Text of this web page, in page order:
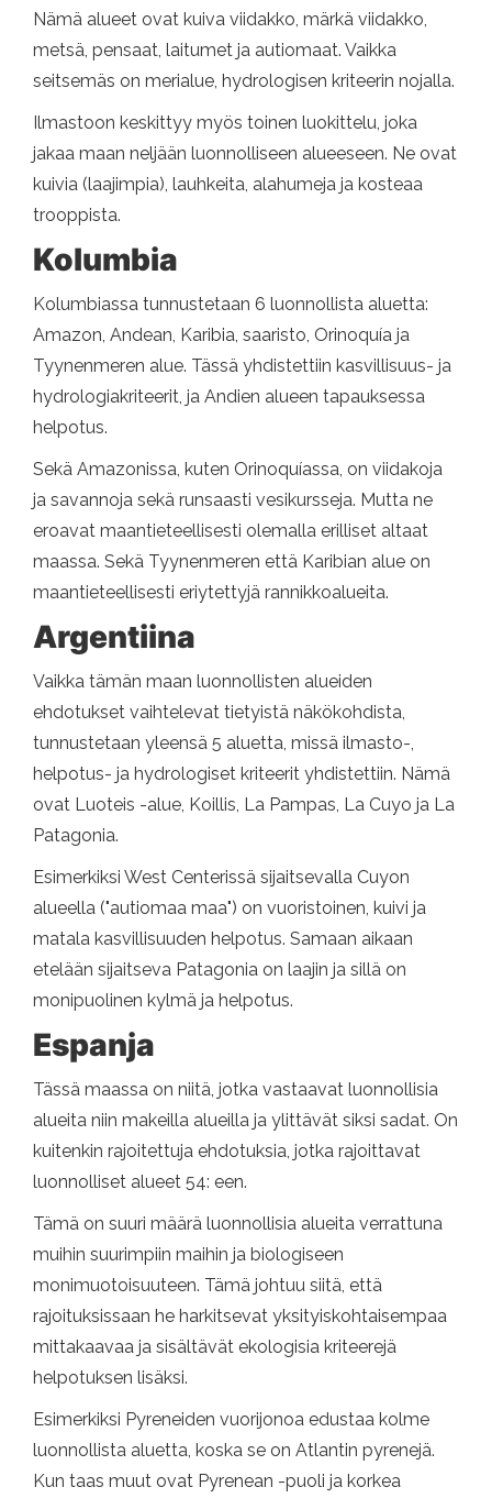
Nämä alueet ovat kuiva viidakko, märkä viidakko,
metsä, pensaat, laitumet ja autiomaat. Vaikka
seitsemäs on merialue, hydrologisen kriteerin nojalla.
Ilmastoon keskittyy myös toinen luokittelu, joka
jakaa maan neljään luonnolliseen alueeseen. Ne ovat
kuivia (laajimpia), lauhkeita, alahumeja ja kosteaa
trooppista.
Kolumbia
Kolumbiassa tunnustetaan 6 luonnollista aluetta:
Amazon, Andean, Karibia, saaristo, Orinoquía ja
Tyynenmeren alue. Tässä yhdistettiin kasvillisuus- ja
hydrologiakriteerit, ja Andien alueen tapauksessa
helpotus.
Sekä Amazonissa, kuten Orinoquíassa, on viidakoja
ja savannoja sekä runsaasti vesikursseja. Mutta ne
eroavat maantieteellisesti olemalla erilliset altaat
maassa. Sekä Tyynenmeren että Karibian alue on
maantieteellisesti eriytettyjä rannikkoalueita.
Argentiina
Vaikka tämän maan luonnollisten alueiden
ehdotukset vaihtelevat tietyistä näkökohdista,
tunnustetaan yleensä 5 aluetta, missä ilmasto-,
helpotus- ja hydrologiset kriteerit yhdistettiin. Nämä
ovat Luoteis -alue, Koillis, La Pampas, La Cuyo ja La
Patagonia.
Esimerkiksi West Centerissä sijaitsevalla Cuyon
alueella ("autiomaa maa") on vuoristoinen, kuivi ja
matala kasvillisuuden helpotus. Samaan aikaan
etelään sijaitseva Patagonia on laajin ja sillä on
monipuolinen kylmä ja helpotus.
Espanja
Tässä maassa on niitä, jotka vastaavat luonnollisia
alueita niin makeilla alueilla ja ylittävät siksi sadat. On
kuitenkin rajoitettuja ehdotuksia, jotka rajoittavat
luonnolliset alueet 54: een.
Tämä on suuri määrä luonnollisia alueita verrattuna
muihin suurimpiin maihin ja biologiseen
monimuotoisuuteen. Tämä johtuu siitä, että
rajoituksissaan he harkitsevat yksityiskohtaisempaa
mittakaavaa ja sisältävät ekologisia kriteerejä
helpotuksen lisäksi.
Esimerkiksi Pyreneiden vuorijonoa edustaa kolme
luonnollista aluetta, koska se on Atlantin pyrenejä.
Kun taas muut ovat Pyrenean -puoli ja korkea